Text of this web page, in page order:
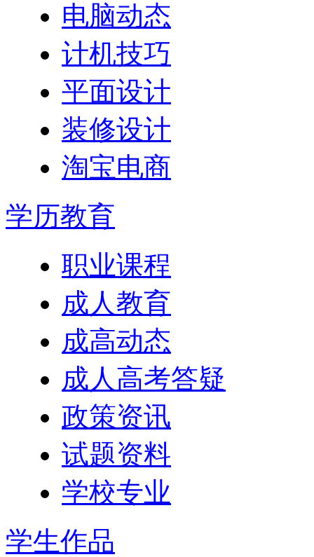
电脑动态
计机技巧
平面设计
装修设计
淘宝电商
学历教育
职业课程
成人教育
成高动态
成人高考答疑
政策资讯
试题资料
学校专业
学生作品